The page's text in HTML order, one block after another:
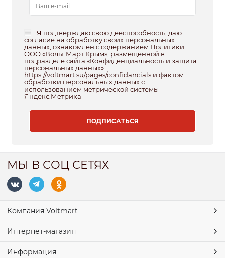
Я подтверждаю свою дееспособность, даю
согласие на обработку своих персональных
данных, ознакомлен с содержанием Политики
ООО «Вольт Март Крым», размещённой в
подразделе сайта «Конфиденциальность и защита
персональных данных»
https://voltmart.su/pages/confidancial» и фактом
обработки персональных данных с
использованием метрической системы
Яндекс.Метрика
МЫ В СОЦ СЕТЯХ
Компания Voltmart
Интернет-магазин
Информация